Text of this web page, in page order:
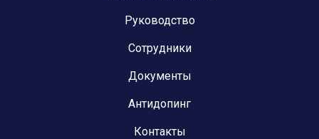
Руководство
Сотрудники
Документы
Антидопинг
Контакты